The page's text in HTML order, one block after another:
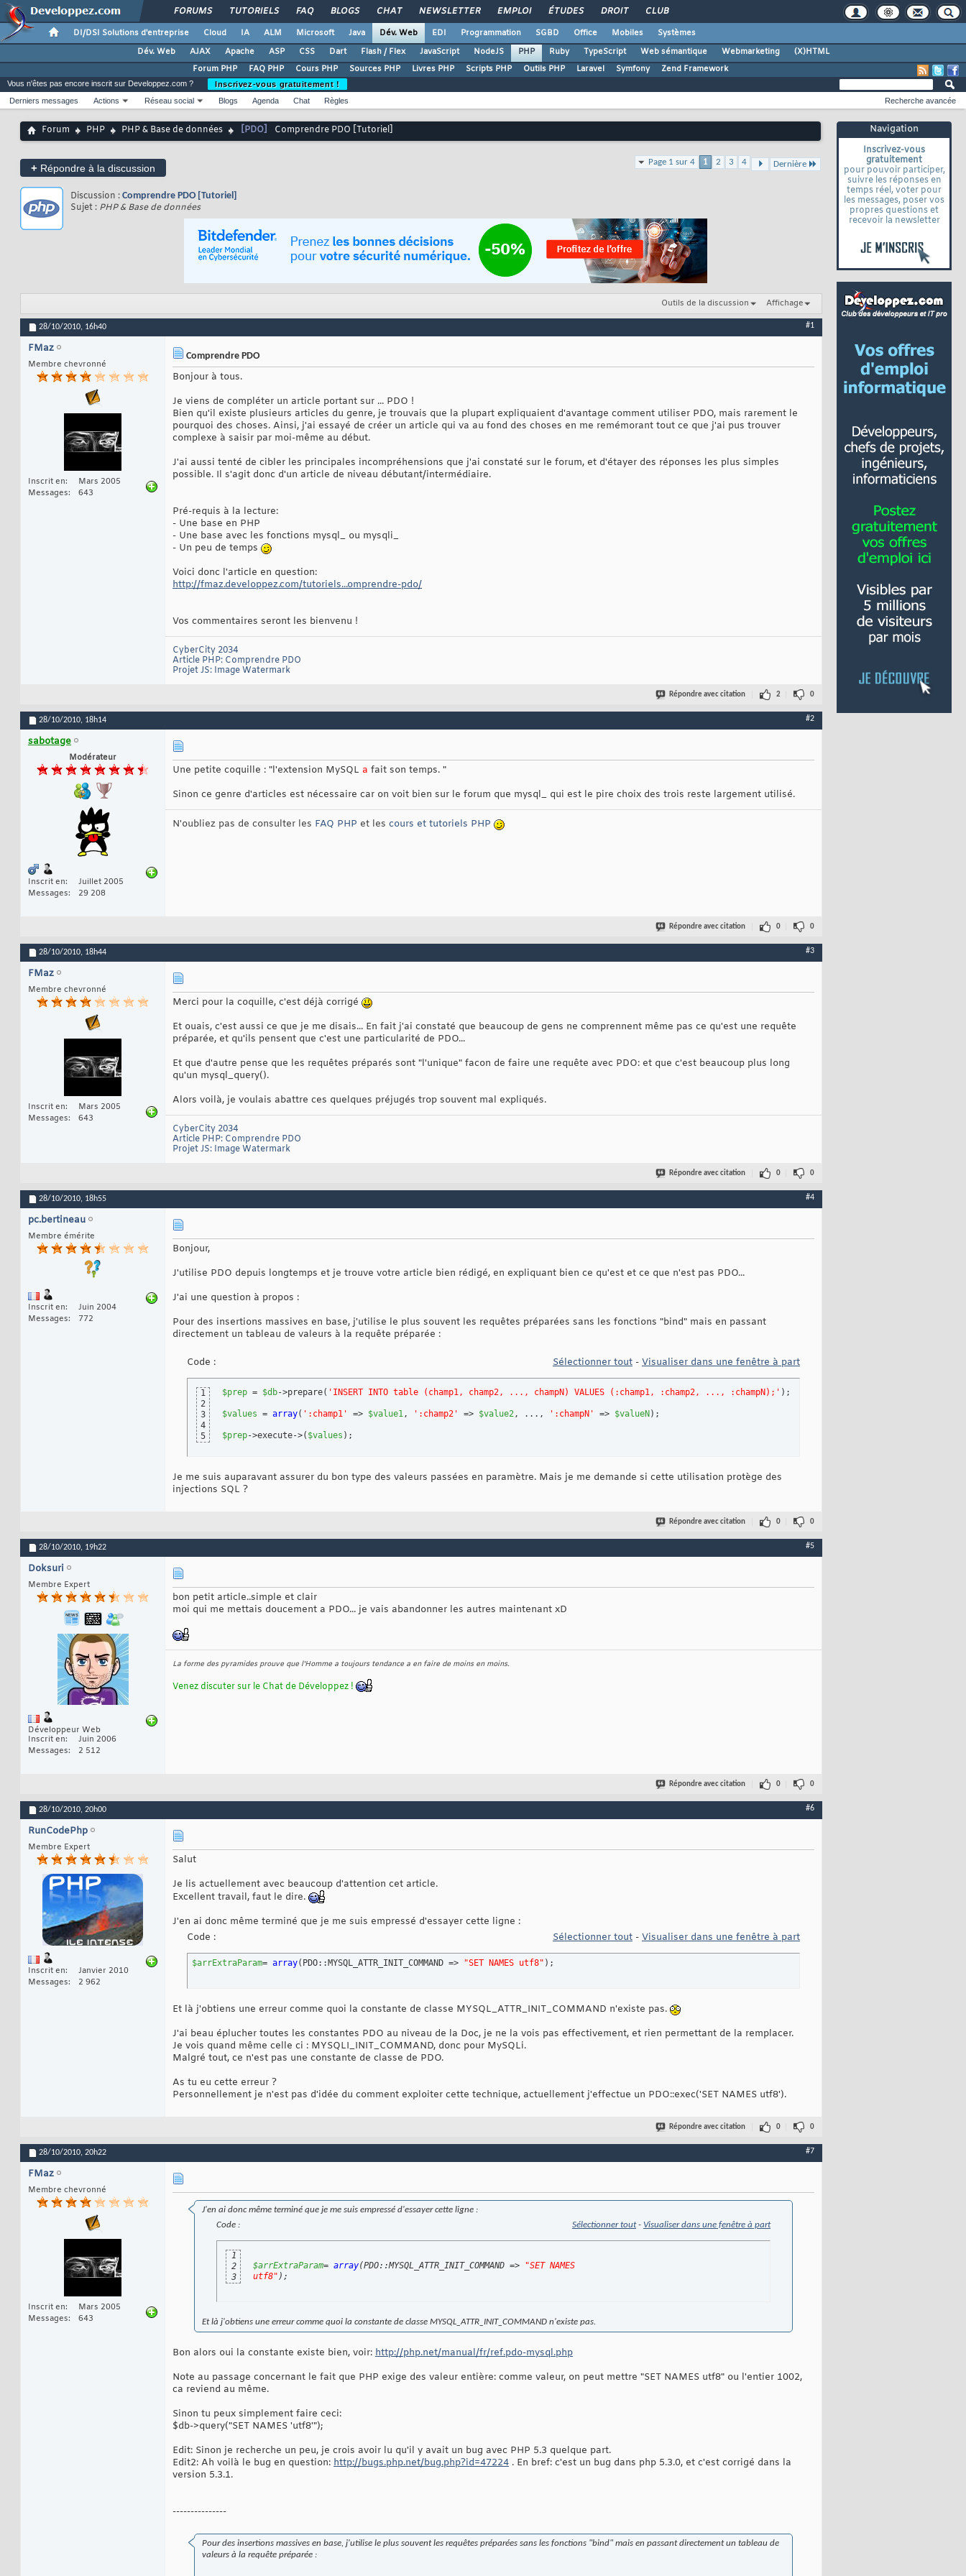
FORUMS TUTORIELS FAQ BLOGS CHAT NEWSLETTER EMPLOI ÉTUDES DROIT CLUB
DI/DSI Solutions d'entreprise Cloud IA ALM Microsoft Java Dév. Web EDI Programmation SGBD Office Mobiles
Systèmes
Dév. Web
AJAX Apache ASP CSS Dart Flash / Flex JavaScript NodeJS PHP Ruby TypeScript Web sémantique Webmarketing
(X)HTML
Forum PHP
FAQ PHP Cours PHP Sources PHP Livres PHP Scripts PHP Outils PHP Laravel Symfony Zend Framework
Navigation
Inscrivez-vous
gratuitement
pour pouvoir participer,
suivre les réponses en
temps réel, voter pour
les messages, poser vos
propres questions et
recevoir la newsletter
Vous n'êtes pas encore inscrit sur Developpez.com ?
Inscrivez-vous gratuitement !
Derniers messages
Actions Réseau social Blogs Agenda Chat Règles Recherche avancée
Forum PHP PHP & Base de données [PDO] Comprendre PDO [Tutoriel]
+ Répondre à la discussion
Page 1 sur 4 1 2 3 4 Dernière
Discussion : Comprendre PDO [Tutoriel]
Sujet : PHP & Base de données
Outils de la discussion Affichage
28/10/2010, 16h40 #1
FMaz
Membre chevronné
Inscrit en
Mars 2005
Messages
643
Comprendre PDO
Bonjour à tous.
Je viens de compléter un article portant sur ... PDO !
Bien qu'il existe plusieurs articles du genre, je trouvais que la plupart expliquaient d'avantage comment utiliser PDO, mais rarement le
pourquoi des choses. Ainsi, j'ai essayé de créer un article qui va au fond des choses en me remémorant tout ce que j'ai pus trouver
complexe à saisir par moi-même au début.
J'ai aussi tenté de cibler les principales incompréhensions que j'ai constaté sur le forum, et d'étayer des réponses les plus simples
possible. Il s'agit donc d'un article de niveau débutant/intermédiaire.
Pré-requis à la lecture:
- Une base en PHP
- Une base avec les fonctions mysql_ ou mysqli_
- Un peu de temps
Voici donc l'article en question:
http://fmaz.developpez.com/tutoriels...omprendre-pdo/
Vos commentaires seront les bienvenu !
CyberCity 2034
Article PHP: Comprendre PDO
Projet JS: Image Watermark
Répondre avec citation 2 0
28/10/2010, 18h14 #2
sabotage
Modérateur
Inscrit en
Juillet 2005
Messages
29 208
Une petite coquille : "l'extension MySQL a fait son temps. "
Sinon ce genre d'articles est nécessaire car on voit bien sur le forum que mysql_ qui est le pire choix des trois reste largement utilisé.
N'oubliez pas de consulter les FAQ PHP et les cours et tutoriels PHP
Répondre avec citation 0 0
28/10/2010, 18h44 #3
FMaz
Membre chevronné
Inscrit en
Mars 2005
Messages
643
Merci pour la coquille, c'est déjà corrigé
Et ouais, c'est aussi ce que je me disais... En fait j'ai constaté que beaucoup de gens ne comprennent même pas ce qu'est une requête
préparée, et qu'ils pensent que c'est une particularité de PDO...
Et que d'autre pense que les requêtes préparés sont "l'unique" facon de faire une requête avec PDO: et que c'est beaucoup plus long
qu'un mysql_query().
Alors voilà, je voulais abattre ces quelques préjugés trop souvent mal expliqués.
CyberCity 2034
Article PHP: Comprendre PDO
Projet JS: Image Watermark
Répondre avec citation 0 0
28/10/2010, 18h55 #4
pc.bertineau
Membre émérite
Inscrit en
Juin 2004
Messages
772
Bonjour,
J'utilise PDO depuis longtemps et je trouve votre article bien rédigé, en expliquant bien ce qu'est et ce que n'est pas PDO...
J'ai une question à propos :
Pour des insertions massives en base, j'utilise le plus souvent les requêtes préparées sans les fonctions "bind" mais en passant
directement un tableau de valeurs à la requête préparée :
Code : Sélectionner tout - Visualiser dans une fenêtre à part
1
2
3
4
5
$prep = $db->prepare( 'INSERT INTO table (champ1, champ2, ..., champN) VALUES (:champ1, :champ2, ..., :champN);' ) ;
$values = array( ':champ1' => $value1, ':champ2' => $value2, ..., ':champN' => $valueN ) ;
$prep->execute->( $values ) ;
Je me suis auparavant assurer du bon type des valeurs passées en paramètre. Mais je me demande si cette utilisation protège des
injections SQL ?
Répondre avec citation 0 0
28/10/2010, 19h22 #5
Doksuri
Membre Expert
Développeur Web
Inscrit en
Juin 2006
Messages
2 512
bon petit article..simple et clair
moi qui me mettais doucement a PDO... je vais abandonner les autres maintenant xD
La forme des pyramides prouve que l'Homme a toujours tendance a en faire de moins en moins.
Venez discuter sur le Chat de Développez !
Répondre avec citation 0 0
28/10/2010, 20h00 #6
RunCodePhp
Membre Expert
Inscrit en
Janvier 2010
Messages
2 962
Salut
Je lis actuellement avec beaucoup d'attention cet article.
Excellent travail, faut le dire.
J'en ai donc même terminé que je me suis empressé d'essayer cette ligne :
Code :
Sélectionner tout - Visualiser dans une fenêtre à part
$arrExtraParam= array( PDO::MYSQL_ATTR_INIT_COMMAND => "SET NAMES utf8" ) ;
Et là j'obtiens une erreur comme quoi la constante de classe MYSQL_ATTR_INIT_COMMAND n'existe pas.
J'ai beau éplucher toutes les constantes PDO au niveau de la Doc, je ne la vois pas effectivement, et rien permettant de la remplacer.
Je vois quand même celle ci : MYSQLI_INIT_COMMAND, donc pour MySQLi.
Malgré tout, ce n'est pas une constante de classe de PDO.
As tu eu cette erreur ?
Personnellement je n'est pas d'idée du comment exploiter cette technique, actuellement j'effectue un PDO::exec('SET NAMES utf8').
Répondre avec citation 0 0
28/10/2010, 20h22 #7
FMaz
Membre chevronné
Inscrit en
Mars 2005
Messages
643
J'en ai donc même terminé que je me suis empressé d'essayer cette ligne :
Code :
Sélectionner tout- Visualiser dans une fenêtre à part
1
2
3
$arrExtraParam= array(PDO::MYSQL_ATTR_INIT_COMMAND =>
"SET NAMES
utf8") ;
Et là j'obtiens une erreur comme quoi la constante de classe MYSQL_ATTR_INIT_COMMAND n'existe pas.
Bon alors oui la constante existe bien, voir: http://php.net/manual/fr/ref.pdo-mysql.php
Note au passage concernant le fait que PHP exige des valeur entière: comme valeur, on peut mettre "SET NAMES utf8" ou l'entier 1002,
ca reviend au même.
Sinon tu peux simplement faire ceci:
$db->query("SET NAMES 'utf8'");
Edit: Sinon je recherche un peu, je crois avoir lu qu'il y avait un bug avec PHP 5.3 quelque part.
Edit2: Ah voilà le bug en question: http://bugs.php.net/bug.php?id=47224 . En bref: c'est un bug dans php 5.3.0, et c'est corrigé dans la
version 5.3.1.
---------------
Pour des insertions massives en base, j'utilise le plus souvent les requêtes préparées sans les fonctions "bind" mais en passant directement un tableau de
valeurs à la requête préparée :